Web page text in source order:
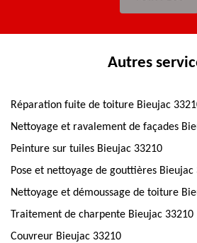
Autres
Réparation fuite de toiture Bieujac
Nettoyage et ravalement de façades
Peinture sur tuiles Bieujac 33210
Pose et nettoyage de gouttières Bieujac
Nettoyage et démoussage de toiture
Traitement de charpente Bieujac 33210
Couvreur Bieujac 33210